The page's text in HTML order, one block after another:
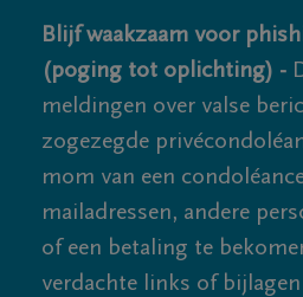
Blijf waakzaam voor
(poging tot oplichting) -
meldingen over valse
zogezegde
mom van een
mailadressen, andere
of een betaling te
verdachte links of